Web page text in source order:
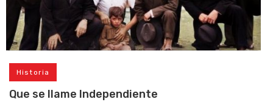
Historia
Que se llame Independiente